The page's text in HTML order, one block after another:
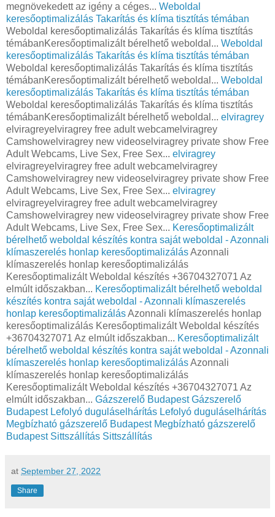
megnövekedett az igény a céges... Weboldal
keresőoptimalizálás Takarítás és klíma tisztítás témában
Weboldal keresőoptimalizálás Takarítás és klíma tisztítás
témábanKeresőoptimalizált bérelhető weboldal... Weboldal
keresőoptimalizálás Takarítás és klíma tisztítás témában
Weboldal keresőoptimalizálás Takarítás és klíma tisztítás
témábanKeresőoptimalizált bérelhető weboldal... Weboldal
keresőoptimalizálás Takarítás és klíma tisztítás témában
Weboldal keresőoptimalizálás Takarítás és klíma tisztítás
témábanKeresőoptimalizált bérelhető weboldal... elviragrey
elviragreyelviragrey free adult webcamelviragrey
Camshowelviragrey new videoselviragrey private show Free
Adult Webcams, Live Sex, Free Sex... elviragrey
elviragreyelviragrey free adult webcamelviragrey
Camshowelviragrey new videoselviragrey private show Free
Adult Webcams, Live Sex, Free Sex... elviragrey
elviragreyelviragrey free adult webcamelviragrey
Camshowelviragrey new videoselviragrey private show Free
Adult Webcams, Live Sex, Free Sex... Keresőoptimalizált
bérelhető weboldal készítés kontra saját weboldal - Azonnali
klímaszerelés honlap keresőoptimalizálásAzonnali
klímaszerelés honlap keresőoptimalizálás
Keresőoptimalizált Weboldal készítés +36704327071 Az
elmúlt időszakban... Keresőoptimalizált bérelhető weboldal
készítés kontra saját weboldal - Azonnali klímaszerelés
honlap keresőoptimalizálásAzonnali klímaszerelés honlap
keresőoptimalizálás Keresőoptimalizált Weboldal készítés
+36704327071 Az elmúlt időszakban... Keresőoptimalizált
bérelhető weboldal készítés kontra saját weboldal - Azonnali
klímaszerelés honlap keresőoptimalizálásAzonnali
klímaszerelés honlap keresőoptimalizálás
Keresőoptimalizált Weboldal készítés +36704327071 Az
elmúlt időszakban... Gázszerelő Budapest Gázszerelő
Budapest Lefolyó duguláselhárítás Lefolyó duguláselhárítás
Megbízható gázszerelő Budapest Megbízható gázszerelő
Budapest Sittszállítás Sittszállítás
at September 27, 2022
Share